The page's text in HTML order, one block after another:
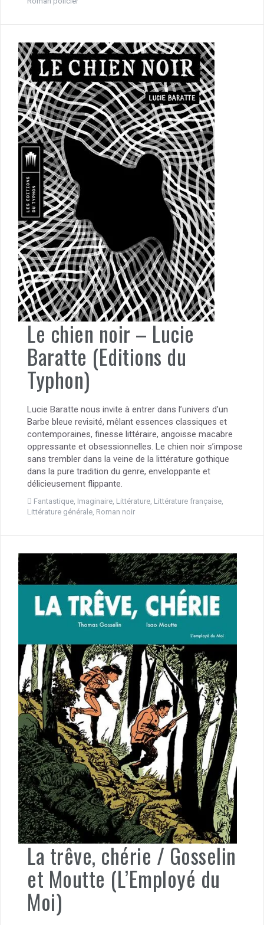
Le chien noir – Lucie
Baratte (Editions du
Typhon)
Lucie Baratte nous invite à entrer dans l’univers d’un
Barbe bleue revisité, mêlant essences classiques et
contemporaines, finesse littéraire, angoisse macabre
oppressante et obsessionnelles. Le chien noir s’impose
sans trembler dans la veine de la littérature gothique
dans la pure tradition du genre, enveloppante et
délicieusement flippante.
Fantastique, Imaginaire, Littérature, Littérature française,
Littérature générale, Roman noir
La trêve, chérie / Gosselin
et Moutte (L’Employé du
Moi)